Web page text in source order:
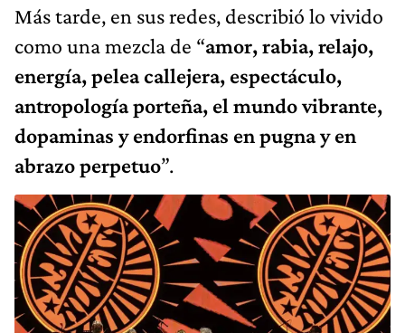
Más tarde, en sus redes, describió lo vivido
como una mezcla de “amor, rabia, relajo,
energía, pelea callejera, espectáculo,
antropología porteña, el mundo vibrante,
dopaminas y endorfinas en pugna y en
abrazo perpetuo”.